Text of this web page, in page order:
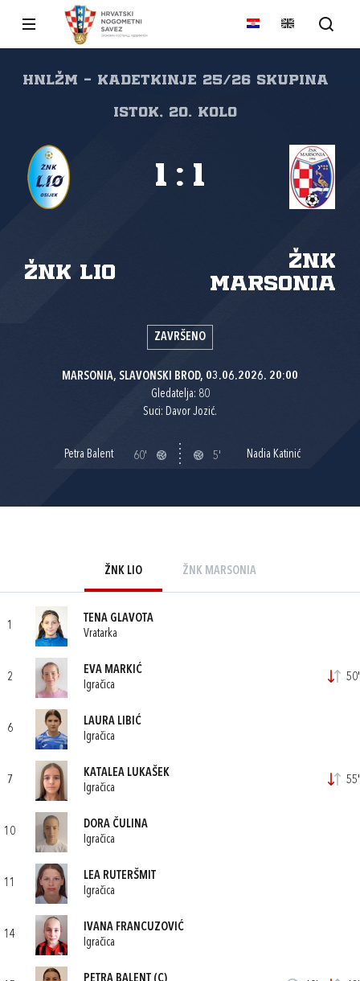
HNLŽM - kadetkinje 25/26 skupina
Istok, 20. kolo
ŽNK LIO
ŽNK
Marsonia
1 : 1
ZAVRŠENO
MARSONIA, SLAVONSKI BROD, 03.06.2026. 20:00
Gledatelja: 80
Suci: Davor Jozić.
Petra Balent 60' 5' Nadia Katinić
ŽNK LIO ŽNK MARSONIA
1
TENA GLAVOTA
Vratarka
2
EVA MARKIĆ
Igračica
50'
6
LAURA LIBIĆ
Igračica
7
KATALEA LUKAŠEK
Igračica
55'
10
DORA ČULINA
Igračica
11
LEA RUTERŠMIT
Igračica
14
IVANA FRANCUZOVIĆ
Igračica
PETRA BALENT (C)